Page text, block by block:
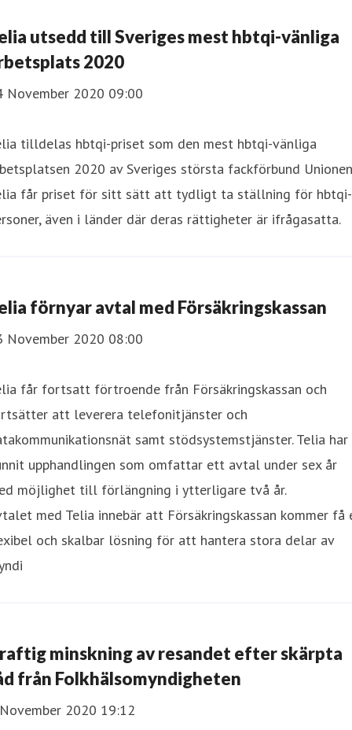
utsedd till Sveriges mest hbtqi-vänliga
2020
November 2020 09:00
tilldelas hbtqi-priset som den mest hbtqi-vänliga
2020 av Sveriges största fackförbund
får priset för sitt sätt att tydligt ta ställning för hbtqi-
även i länder där deras rättigheter är ifrågasatta.
förnyar avtal med Försäkringskassan
November 2020 08:00
får fortsatt förtroende från Försäkringskassan och
att leverera telefonitjänster och
samt stödsystemstjänster. Telia har
upphandlingen som omfattar ett avtal under sex år
möjlighet till förlängning i ytterligare två år.
med Telia innebär att Försäkringskassan kommer få
och skalbar lösning för att hantera stora delar av
minskning av resandet efter skärpta
från Folkhälsomyndigheten
2020 19:12